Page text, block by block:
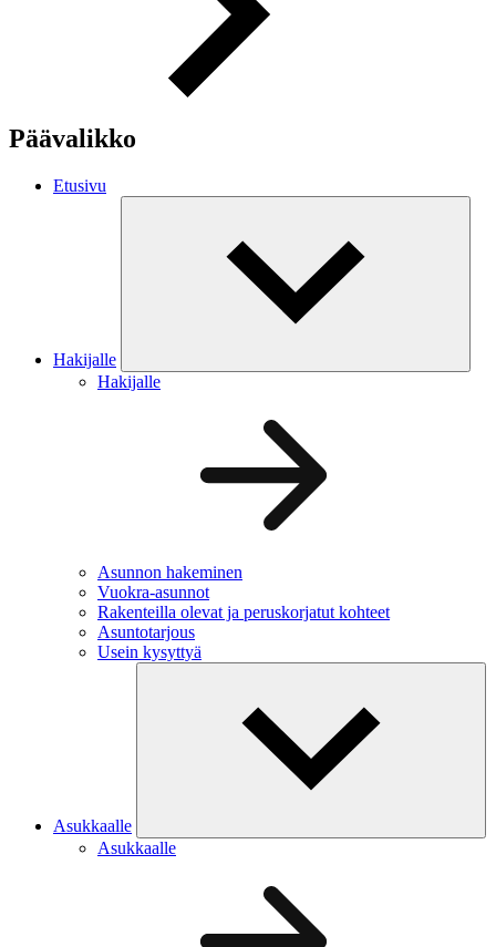
Päävalikko
Etusivu
Hakijalle
Hakijalle
Asunnon hakeminen
Vuokra-asunnot
Rakenteilla olevat ja peruskorjatut kohteet
Asuntotarjous
Usein kysyttyä
Asukkaalle
Asukkaalle